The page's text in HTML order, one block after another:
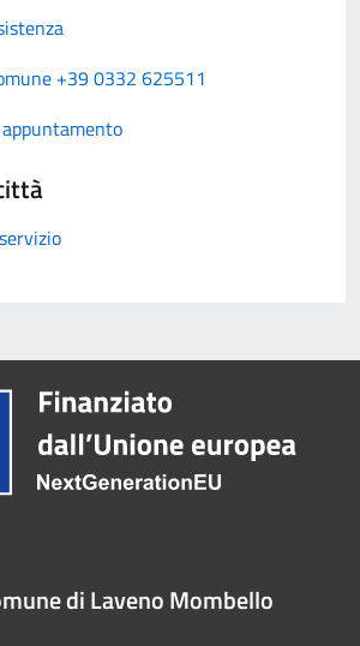
+39 0332 625511
di Laveno Mombello